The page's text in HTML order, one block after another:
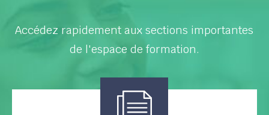
Accédez rapidement aux sections importantes
de l'espace de formation.